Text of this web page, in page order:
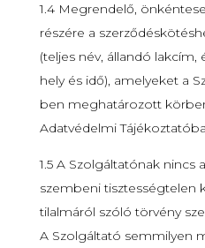
1.4 Megrendelő,
részére a
(teljes név, állandó lakcím,
hely és idő), amelyeket a
ben meghatározott
Adatvédelmi
1.5 A Szolgáltatónak nincs
szembeni tisztességtelen
tilalmáról szóló törvény
A Szolgáltató semmilyen